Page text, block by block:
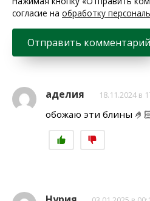
согласие на обработку
аделия 18.11.2024 в
обожаю эти блины